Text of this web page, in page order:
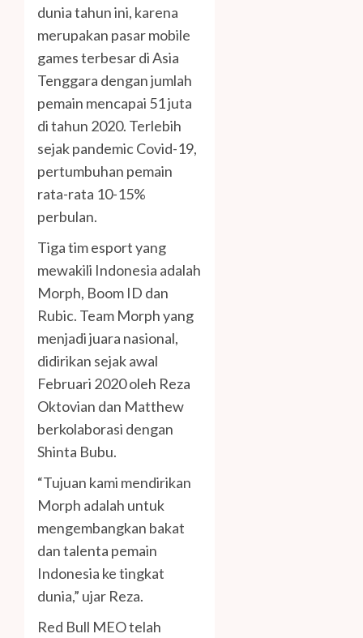
dunia tahun ini, karena
merupakan pasar mobile
games terbesar di Asia
Tenggara dengan jumlah
pemain mencapai 51 juta
di tahun 2020. Terlebih
sejak pandemic Covid-19,
pertumbuhan pemain
rata-rata 10-15%
perbulan.
Tiga tim esport yang
mewakili Indonesia adalah
Morph, Boom ID dan
Rubic. Team Morph yang
menjadi juara nasional,
didirikan sejak awal
Februari 2020 oleh Reza
Oktovian dan Matthew
berkolaborasi dengan
Shinta Bubu.
“Tujuan kami mendirikan
Morph adalah untuk
mengembangkan bakat
dan talenta pemain
Indonesia ke tingkat
dunia,” ujar Reza.
Red Bull MEO telah